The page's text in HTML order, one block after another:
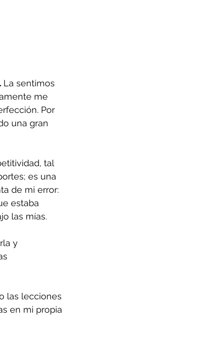
La sentimos
me
Por
una gran
tal
es una
de mi error:
estaba
las mías.
y
las lecciones
en mi propia